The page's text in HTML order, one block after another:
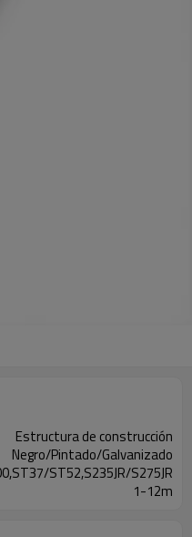
Estructura de construcción
Negro/Pintado/Galvanizado
ST52,S235JR/S275JR
1-12m